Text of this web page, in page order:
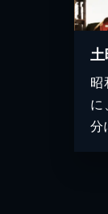
昭
に
分